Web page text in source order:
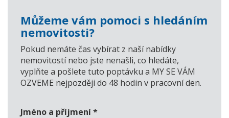
Můžeme vám pomoci s hledáním
nemovitosti?
Pokud nemáte čas vybírat z naší nabídky
nemovitostí nebo jste nenašli, co hledáte,
vyplňte a pošlete tuto poptávku a MY SE VÁM
OZVEME nejpozději do 48 hodin v pracovní den.
Jméno a příjmení*